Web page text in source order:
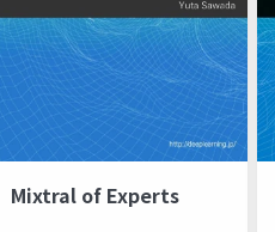
】Mixtral of Experts